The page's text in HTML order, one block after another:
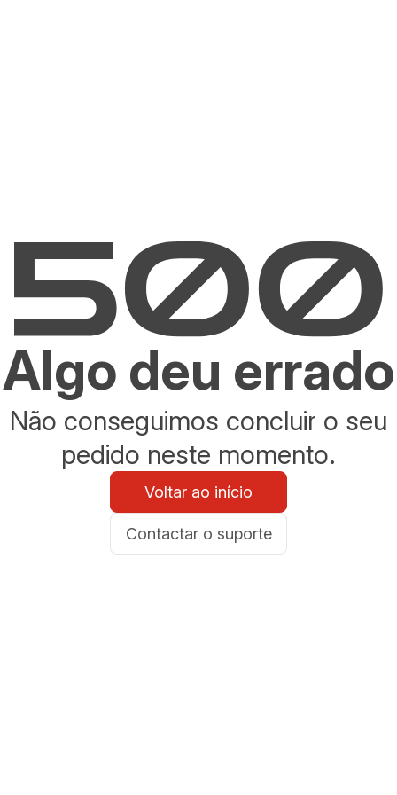
Algo deu errado
Não conseguimos concluir o seu
pedido neste momento.
Voltar ao início
Contactar o suporte